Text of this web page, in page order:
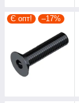
Є опт! –17%